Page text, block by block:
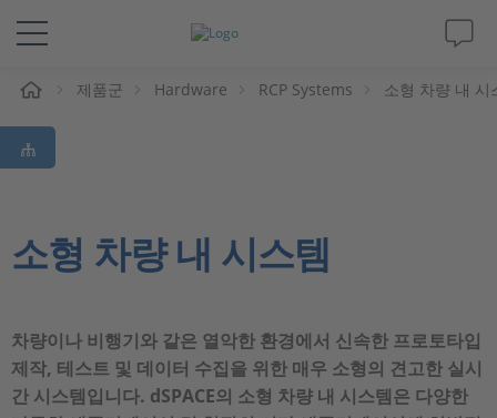
솔루션 및 제품
Support
회사
제품군 Hardware RCP Systems 소형 차량 내 시
소형 차량 내 시스템
차량이나 비행기와 같은 열악한 환경에서 신속한 프로토타입
제작, 테스트 및 데이터 수집을 위한 매우 소형의 견고한 실시
간 시스템입니다. dSPACE의 소형 차량 내 시스템은 다양한